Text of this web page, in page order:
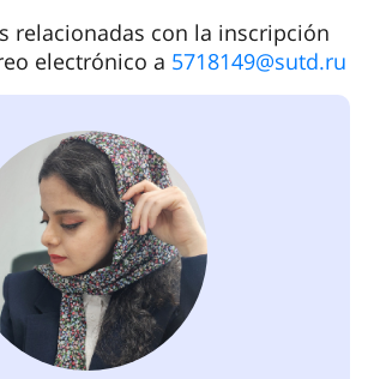
relacionadas con la inscripción
electrónico a 5718149@sutd.ru